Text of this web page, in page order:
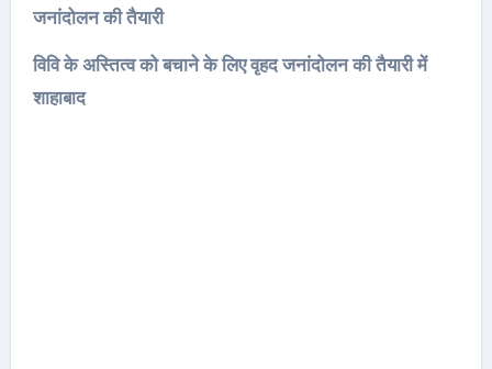
जनांदोलन की तैयारी
विवि के अस्तित्व को बचाने के लिए वृहद जनांदोलन की तैयारी में
शाहाबाद